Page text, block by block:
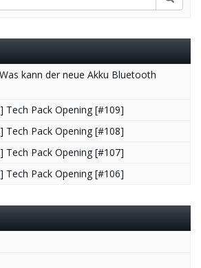
kann der neue Akku Bluetooth
Tech Pack Opening [#109]
Tech Pack Opening [#108]
Tech Pack Opening [#107]
Tech Pack Opening [#106]